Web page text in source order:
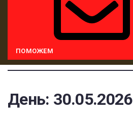
ПОМОЖЕМ
День: 30.05.2026